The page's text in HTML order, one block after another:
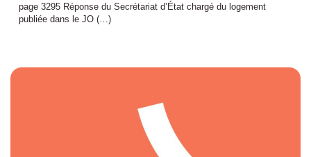
page 3295 Réponse du Secrétariat d’État chargé du logement
publiée dans le JO (…)